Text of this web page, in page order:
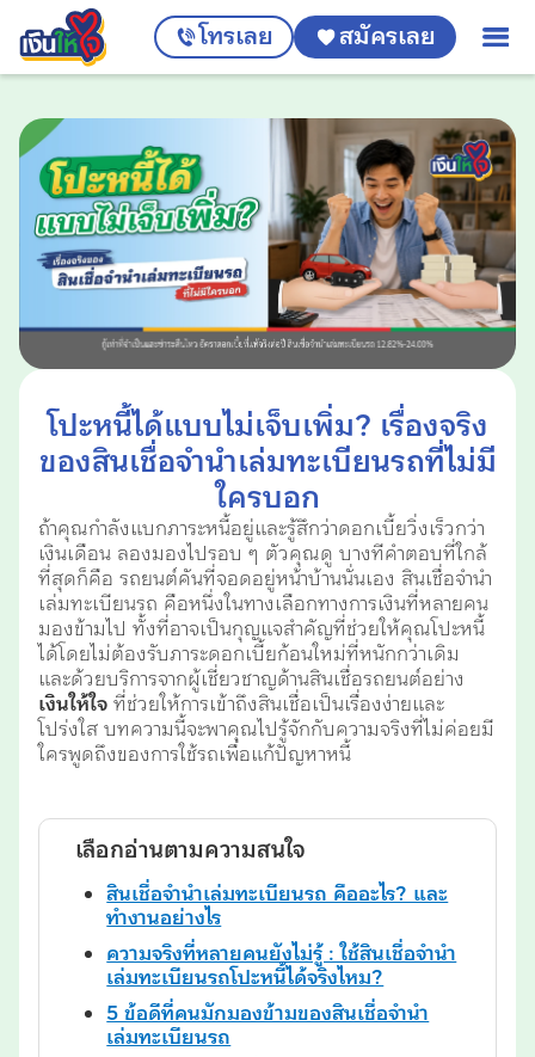
โทรเลย สมัครเลย
โปะหนี้ได้แบบไม่เจ็บเพิ่ม? เรื่องจริง
ของสินเชื่อจำนำเล่มทะเบียนรถที่ไม่มี
ใครบอก
ถ้าคุณกำลังแบกภาระหนี้อยู่และรู้สึกว่าดอกเบี้ยวิ่งเร็วกว่า
เงินเดือน ลองมองไปรอบ ๆ ตัวคุณดู บางทีคำตอบที่ใกล้
ที่สุดก็คือ รถยนต์คันที่จอดอยู่หน้าบ้านนั่นเอง สินเชื่อจำนำ
เล่มทะเบียนรถ คือหนึ่งในทางเลือกทางการเงินที่หลายคน
มองข้ามไป ทั้งที่อาจเป็นกุญแจสำคัญที่ช่วยให้คุณโปะหนี้
ได้โดยไม่ต้องรับภาระดอกเบี้ยก้อนใหม่ที่หนักกว่าเดิม
และด้วยบริการจากผู้เชี่ยวชาญด้านสินเชื่อรถยนต์อย่าง
เงินให้ใจ ที่ช่วยให้การเข้าถึงสินเชื่อเป็นเรื่องง่ายและ
โปร่งใส บทความนี้จะพาคุณไปรู้จักกับความจริงที่ไม่ค่อยมี
ใครพูดถึงของการใช้รถเพื่อแก้ปัญหาหนี้
เลือกอ่านตามความสนใจ
สินเชื่อจำนำเล่มทะเบียนรถ คืออะไร? และ
ทำงานอย่างไร
ความจริงที่หลายคนยังไม่รู้ : ใช้สินเชื่อจำนำ
เล่มทะเบียนรถโปะหนี้ได้จริงไหม?
5 ข้อดีที่คนมักมองข้ามของสินเชื่อจำนำ
เล่มทะเบียนรถ